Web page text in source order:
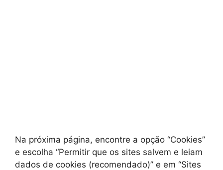
Na próxima página, encontre a opção “Cookies”
e escolha “Permitir que os sites salvem e leiam
dados de cookies (recomendado)” e em “Sites